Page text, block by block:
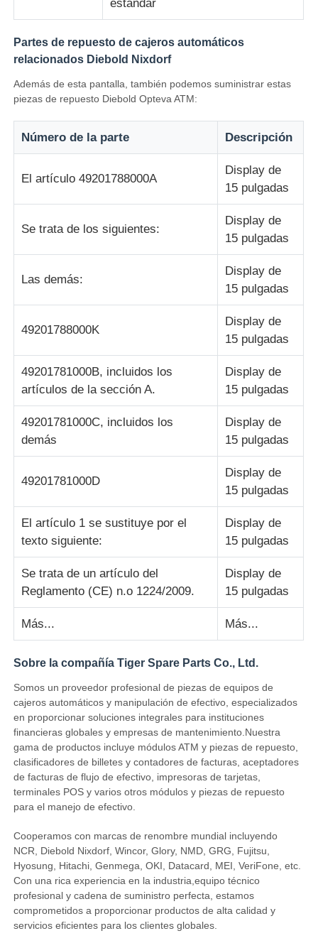
Partes de cajeros automáticos OKI
Piezas de cajero automático de Genmega
contador de la cuenta
Impresora de la tarjeta
Repuestos para cajeros automáticos
cajero automático
Reciclador de monedas
estándar
Partes de repuesto de cajeros automáticos
relacionados Diebold Nixdorf
Además de esta pantalla, también podemos suministrar estas
piezas de repuesto Diebold Opteva ATM:
Número de la parte Descripción
El artículo 49201788000A
Display de
15 pulgadas
Se trata de los siguientes:
Display de
15 pulgadas
Las demás:
Display de
15 pulgadas
49201788000K
Display de
15 pulgadas
49201781000B, incluidos los
artículos de la sección A.
Display de
15 pulgadas
49201781000C, incluidos los
demás
Display de
15 pulgadas
49201781000D
Display de
15 pulgadas
El artículo 1 se sustituye por el
texto siguiente:
Display de
15 pulgadas
Se trata de un artículo del
Reglamento (CE) n.o 1224/2009.
Display de
15 pulgadas
Más... Más...
Sobre la compañía Tiger Spare Parts Co., Ltd.
Somos un proveedor profesional de piezas de equipos de
cajeros automáticos y manipulación de efectivo, especializados
en proporcionar soluciones integrales para instituciones
financieras globales y empresas de mantenimiento.Nuestra
gama de productos incluye módulos ATM y piezas de repuesto,
clasificadores de billetes y contadores de facturas, aceptadores
de facturas de flujo de efectivo, impresoras de tarjetas,
terminales POS y varios otros módulos y piezas de repuesto
para el manejo de efectivo.
Cooperamos con marcas de renombre mundial incluyendo
NCR, Diebold Nixdorf, Wincor, Glory, NMD, GRG, Fujitsu,
Hyosung, Hitachi, Genmega, OKI, Datacard, MEI, VeriFone, etc.
Con una rica experiencia en la industria,equipo técnico
profesional y cadena de suministro perfecta, estamos
comprometidos a proporcionar productos de alta calidad y
servicios eficientes para los clientes globales.